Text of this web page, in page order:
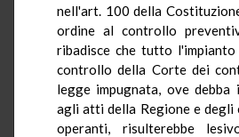
nell'art. 100 della
ordine al controllo
ribadisce che tutto
controllo della Corte dei
legge impugnata, ove debba
agli atti della Regione e degli
operanti, risulterebbe